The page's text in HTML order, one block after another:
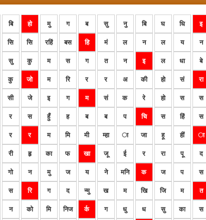
बि हो मु ग ब सु नु बि घ धि इ
सि सि रहिं बस हि मं ल न ल य न
सु कु म स ग त न इ ल धा बे
कु जो म रि र र अ की हो सं रा
सी जे इ ग म सं क रे हो स स
र स हुँ ह ब ब प चि स हिं स
र र म मि मी म्हा ा जा हू हीं ा
री हृ का फ खा जू ई र रा पू द
गो न मु ज य ने मनि क ज प स
स रि ग द न्मु ख म खि जि म त
न को मि निज र्क ग धु ध सु का स